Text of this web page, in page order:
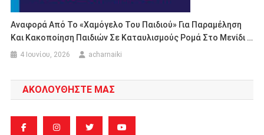
Αναφορά Από Το «Χαμόγελο Του Παιδιού» Για Παραμέληση
Και Κακοποίηση Παιδιών Σε Καταυλισμούς Ρομά Στο Μενίδι …
4 Ιουνίου, 2026 acharnaiki
ΑΚΟΛΟΥΘΗΣΤΕ ΜΑΣ